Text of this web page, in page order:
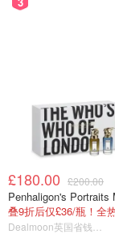
£180.00 £200.00